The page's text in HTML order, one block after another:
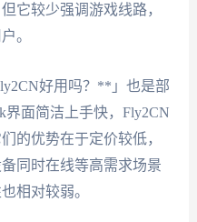
它较少强调游戏线路，
。
好用吗？**」也是部
界面简洁上手快，Fly2CN
的优势在于定价较低，
同时在线等高需求场景
相对较弱。